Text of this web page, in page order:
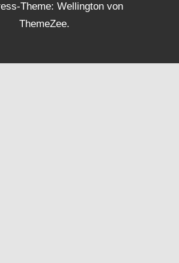
Theme: Wellington von
ThemeZee.